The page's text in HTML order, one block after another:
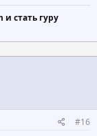
стать гуру
#16